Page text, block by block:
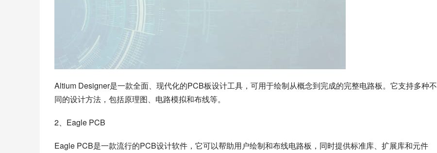
Altium Designer是一款全面、现代化的PCB板设计工具，可用于绘制从概念到完成的完整电路板。它支持多种不
同的设计方法，包括原理图、电路模拟和布线等。
2、Eagle PCB
Eagle PCB是一款流行的PCB设计软件，它可以帮助用户绘制和布线电路板，同时提供标准库、扩展库和元件